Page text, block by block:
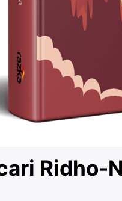
Ridho-